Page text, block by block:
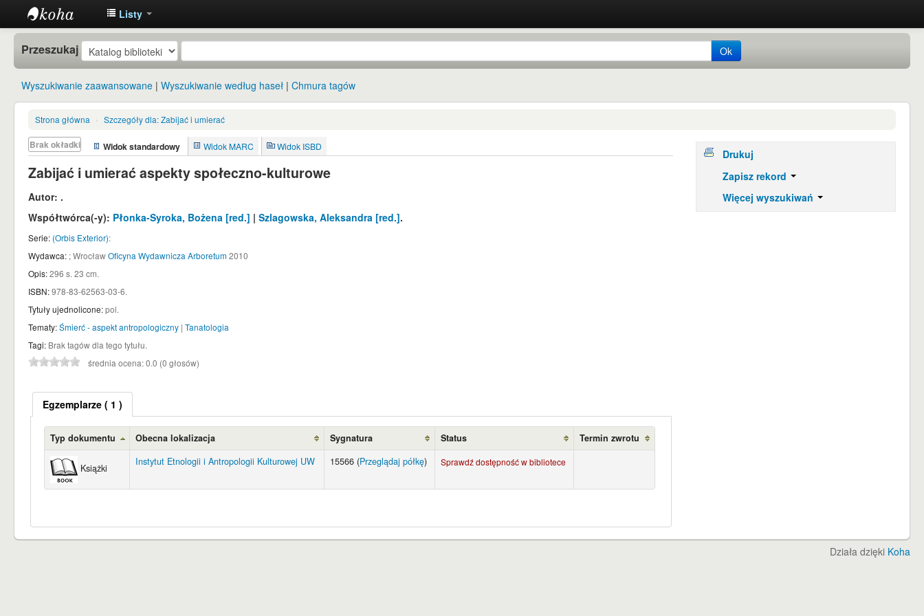
Instytut
Etnologii i
Antropologii
Kulturowej
UW
Listy
Przeszukaj Ok
Wyszukiwanie zaawansowane Wyszukiwanie według haseł Chmura tagów
Strona główna › Szczegóły dla:Zabijać i umierać
Brak okładki Widok standardowy Widok MARC Widok ISBD
Zabijać i umierać aspekty społeczno-kulturowe
Autor: .
Współtwórca(-y): Płonka-Syroka, Bożena [red.] | Szlagowska, Aleksandra [red.].
Serie:(Orbis Exterior):
Wydawca: ;WrocławOficyna Wydawnicza Arboretum 2010
Opis:296 s. 23 cm.
ISBN:978-83-62563-03-6.
Tytuły ujednolicone:pol.
Tematy:Śmierć - aspekt antropologiczny | Tanatologia
Tagi: Brak tagów dla tego tytułu.
średnia ocena: 0.0 (0 głosów)
Egzemplarze( 1 )
Typ dokumentu Obecna lokalizacja Sygnatura Status Termin zwrotu
Książki
Instytut Etnologii i Antropologii Kulturowej UW 15566 (Przeglądaj półkę) Sprawdź dostępność w bibliotece
Drukuj
Zapisz rekord
Więcej wyszukiwań
Działa dzięki Koha